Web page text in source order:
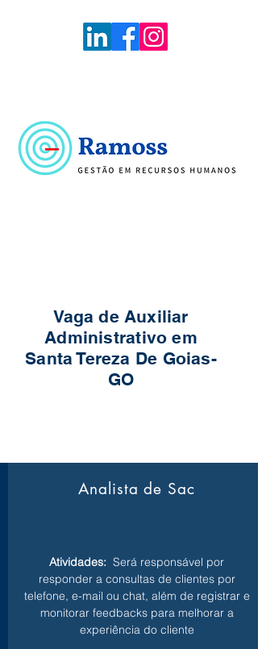
Vaga de Auxiliar
Administrativo em
Santa Tereza De Goias-
GO
Analista de Sac
Atividades: Será responsável por
responder a consultas de clientes por
telefone, e-mail ou chat, além de registrar e
monitorar feedbacks para melhorar a
experiência do cliente